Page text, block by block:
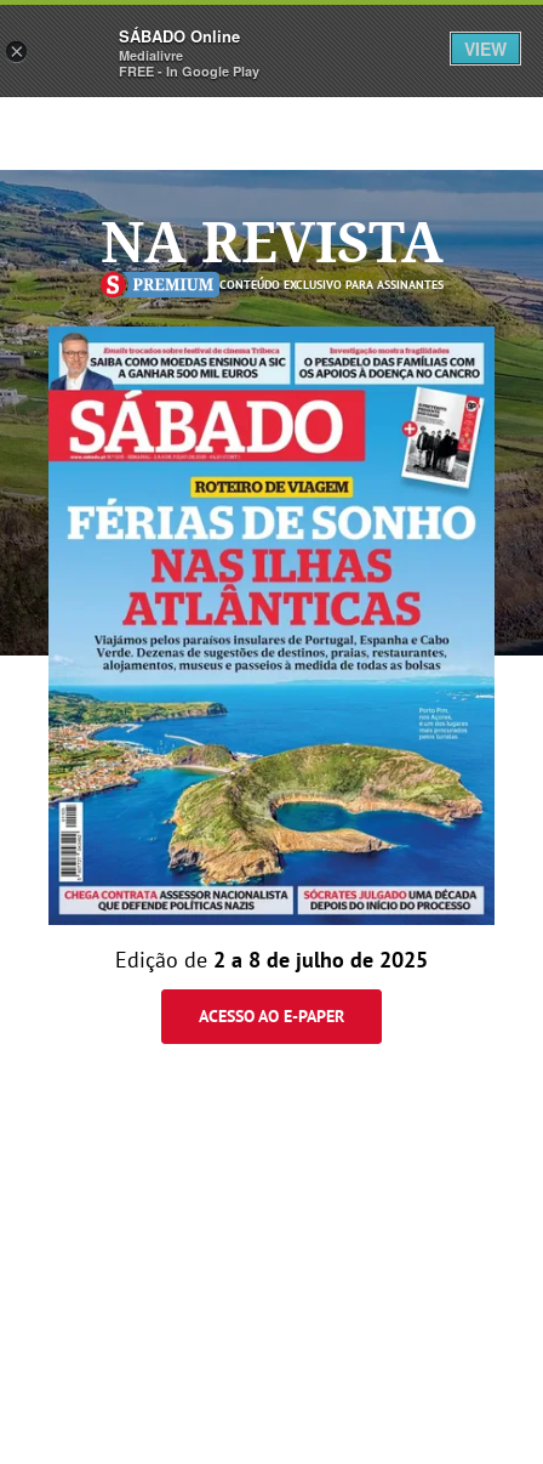
Sábado Assine Iniciar Sessão
NA REVISTA
CONTEÚDO EXCLUSIVO PARA ASSINANTES
Edição de 2 a 8 de julho de 2025
ACESSO AO E-PAPER
×
SÁBADO Online
Medialivre
FREE - In Google Play
VIEW